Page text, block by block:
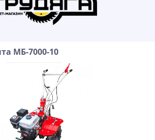
МБ-7000-10